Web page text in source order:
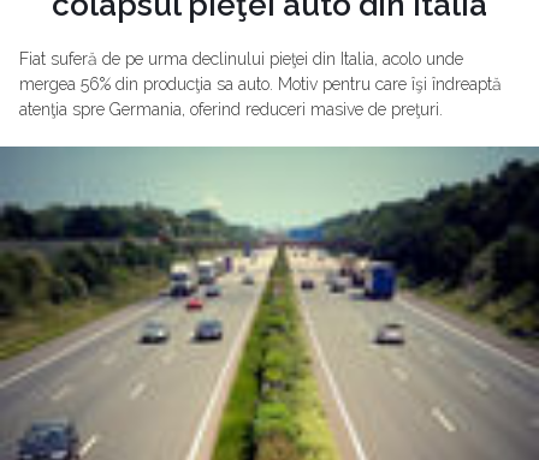
Fiat suferă de pe urma declinului pieţei din Italia, acolo unde
mergea 56% din producţia sa auto. Motiv pentru care îşi îndreaptă
atenţia spre Germania, oferind reduceri masive de preţuri.